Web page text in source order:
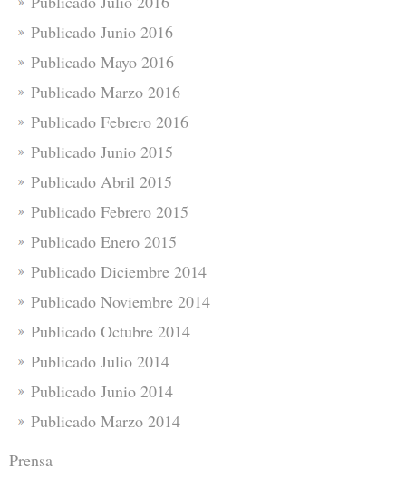
Publicado Junio 2016
Publicado Mayo 2016
Publicado Marzo 2016
Publicado Febrero 2016
Publicado Junio 2015
Publicado Abril 2015
Publicado Febrero 2015
Publicado Enero 2015
Publicado Diciembre 2014
Publicado Noviembre 2014
Publicado Octubre 2014
Publicado Julio 2014
Publicado Junio 2014
Publicado Marzo 2014
Prensa